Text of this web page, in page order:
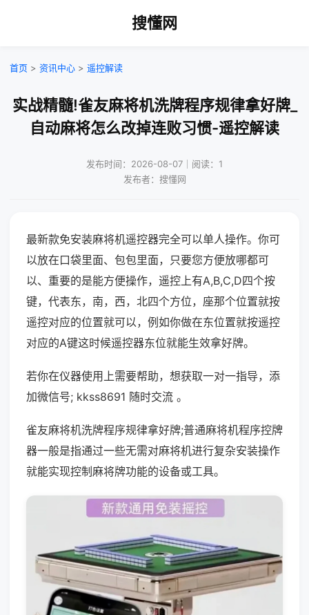
搜懂网
首页 > 资讯中心 > 遥控解读
实战精髓!雀友麻将机洗牌程序规律拿好牌_
自动麻将怎么改掉连败习惯-遥控解读
发布时间：2026-08-07｜阅读：1
发布者：搜懂网
最新款免安装麻将机遥控器完全可以单人操作。你可
以放在口袋里面、包包里面，只要您方便放哪都可
以、重要的是能方便操作，遥控上有A,B,C,D四个按
键，代表东，南，西，北四个方位，座那个位置就按
遥控对应的位置就可以，例如你做在东位置就按遥控
对应的A键这时候遥控器东位就能生效拿好牌。
若你在仪器使用上需要帮助，想获取一对一指导，添
加微信号; kkss8691 随时交流 。
雀友麻将机洗牌程序规律拿好牌;普通麻将机程序控牌
器一般是指通过一些无需对麻将机进行复杂安装操作
就能实现控制麻将牌功能的设备或工具。